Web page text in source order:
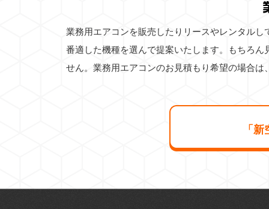
業務用エアコンを販売したりリースやレンタル
番適した機種を選んで提案いたします。もちろ
せん。業務用エアコンのお見積もり希望の場合
「